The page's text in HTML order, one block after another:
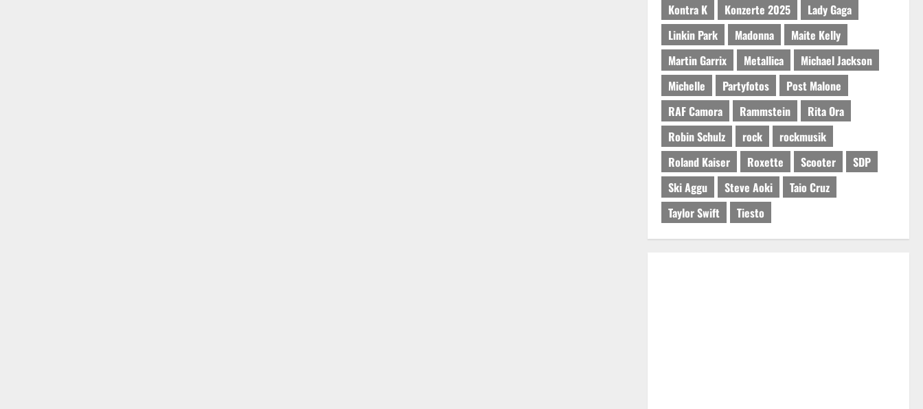
Kontra K
Konzerte 2025
Lady Gaga
Linkin Park
Madonna
Maite Kelly
Martin Garrix
Metallica
Michael Jackson
Michelle
Partyfotos
Post Malone
RAF Camora
Rammstein
Rita Ora
Robin Schulz
rock
rockmusik
Roland Kaiser
Roxette Scooter
SDP
Ski Aggu
Steve Aoki
Taio Cruz
Taylor Swift
Tiesto